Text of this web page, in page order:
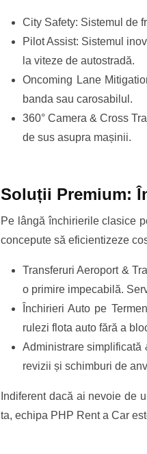
City Safety: Sistemul de
Pilot Assist: Sistemul
la viteze de autostradă.
Oncoming Lane
banda sau carosabilul.
360° Camera & Cross
de sus asupra mașinii.
Soluții Premium:
Pe lângă închirierile clasice
concepute să eficientizeze
Transferuri Aeroport &
o primire impecabilă.
Închirieri Auto pe
rulezi flota auto fără a
Administrare simplificată
revizii și schimburi de
Indiferent dacă ai nevoie de
ta, echipa PHP Rent a Car